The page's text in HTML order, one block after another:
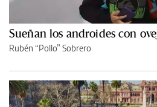
Sueñan los androides con
Rubén “Pollo” Sobrero